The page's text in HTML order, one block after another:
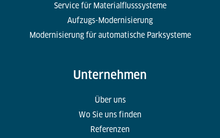
Service für Materialflusssysteme
Aufzugs-Modernisierung
Modernisierung für automatische Parksysteme
Unternehmen
Über uns
Wo Sie uns finden
Referenzen